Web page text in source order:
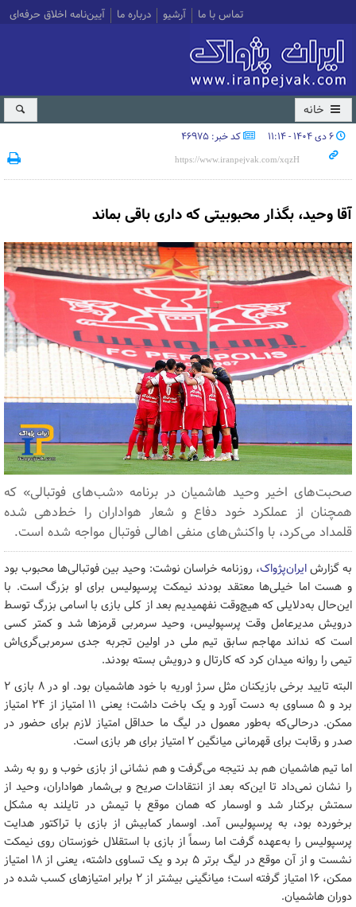
تماس با ما آرشیو درباره ما آیین‌نامه اخلاق حرفه‌ای
خانه
۶ دی ۱۴۰۴ - ۱۱:۱۴ کد خبر: 46975
آقا وحید، بگذار محبوبیتی که داری باقی بماند
صحبت‌های اخیر وحید هاشمیان در برنامه «شب‌های فوتبالی» که
همچنان از عملکرد خود دفاع و شعار هواداران را خط‌دهی شده
قلمداد می‌کرد، با واکنش‌های منفی اهالی فوتبال مواجه شده است.
به گزارشایران‌پژواک، روزنامه خراسان نوشت: وحید بین فوتبالی‌ها محبوب بود
و هست اما خیلی‌ها معتقد بودند نیمکت پرسپولیس برای او بزرگ است. با
این‌حال به‌دلایلی که هیچ‌وقت نفهمیدیم بعد از کلی بازی با اسامی بزرگ توسط
درویش مدیرعامل وقت پرسپولیس، وحید سرمربی قرمزها شد و کمتر کسی
است که نداند مهاجم سابق تیم ملی در اولین تجربه جدی سرمربی‌گری‌اش
تیمی را روانه میدان کرد که کارتال و درویش بسته بودند.
البته تایید برخی بازیکنان مثل سرژ اوریه با خود هاشمیان بود. او در ۸ بازی ۲
برد و ۵ مساوی به دست آورد و یک باخت داشت؛ یعنی ۱۱ امتیاز از ۲۴ امتیاز
ممکن. درحالی‌که به‌طور معمول در لیگ ما حداقل امتیاز لازم برای حضور در
صدر و رقابت برای قهرمانی میانگین ۲ امتیاز برای هر بازی است.
اما تیم هاشمیان هم بد نتیجه می‌گرفت و هم نشانی از بازی خوب و رو به رشد
را نشان نمی‌داد تا این‌که بعد از انتقادات صریح و بی‌شمار هواداران، وحید از
سمتش برکنار شد و اوسمار که همان موقع با تیمش در تایلند به مشکل
برخورده بود، به پرسپولیس آمد. اوسمار کمابیش از بازی با تراکتور هدایت
پرسپولیس را به‌عهده گرفت اما رسماً از بازی با استقلال خوزستان روی نیمکت
نشست و از آن موقع در لیگ برتر ۵ برد و یک تساوی داشته، یعنی از ۱۸ امتیاز
ممکن، ۱۶ امتیاز گرفته است؛ میانگینی بیشتر از ۲ برابر امتیازهای کسب شده در
دوران هاشمیان.